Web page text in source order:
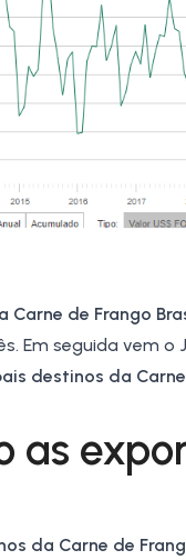
de Frango
Em seguida vem o
destinos da
as
da Carne de